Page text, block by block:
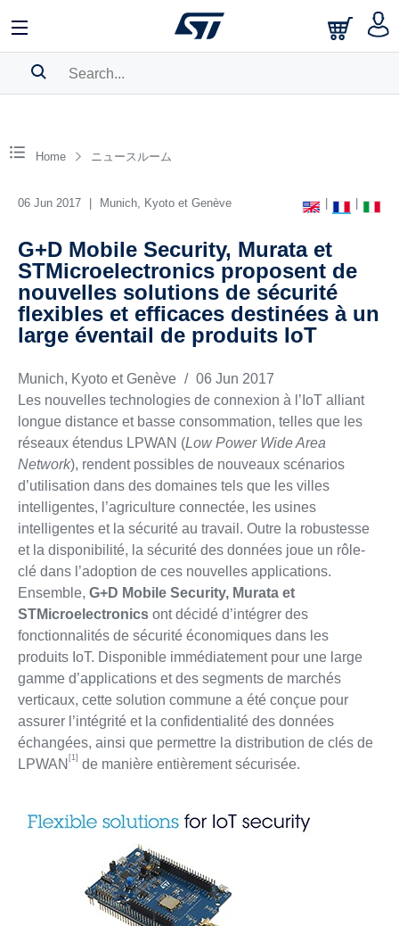
BOOKMARK
Home ニュースルーム
06 Jun 2017 Munich, Kyoto et Genève
G+D Mobile Security, Murata et
STMicroelectronics proposent de
nouvelles solutions de sécurité
flexibles et efficaces destinées à un
large éventail de produits IoT
Munich, Kyoto et Genève / 06 Jun 2017
Les nouvelles technologies de connexion à l’IoT alliant
longue distance et basse consommation, telles que les
réseaux étendus LPWAN (Low Power Wide Area
Network), rendent possibles de nouveaux scénarios
d’utilisation dans des domaines tels que les villes
intelligentes, l’agriculture connectée, les usines
intelligentes et la sécurité au travail. Outre la robustesse
et la disponibilité, la sécurité des données joue un rôle-
clé dans l’adoption de ces nouvelles applications.
Ensemble, G+D Mobile Security, Murata et
STMicroelectronicsont décidé d’intégrer des
fonctionnalités de sécurité économiques dans les
produits IoT. Disponible immédiatement pour une large
gamme d’applications et des segments de marchés
verticaux, cette solution commune a été conçue pour
assurer l’intégrité et la confidentialité des données
échangées, ainsi que permettre la distribution de clés de
LPWAN [1] de manière entièrement sécurisée.